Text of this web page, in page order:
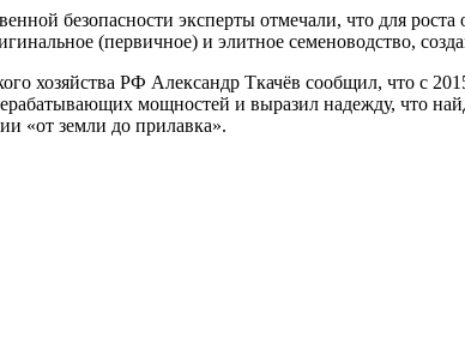
безопасности эксперты отмечали, что для роста
(первичное) и элитное семеноводство,
хозяйства РФ Александр Ткачёв сообщил, что с
мощностей и выразил надежду, что
«от земли до прилавка».